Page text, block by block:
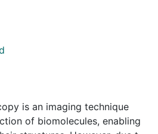
is an imaging technique
of biomolecules, enabling